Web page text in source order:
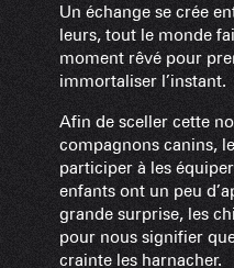
Un échange se crée
leurs, tout le monde
moment rêvé pour
immortaliser l’instant.
Afin de sceller cette
compagnons canins,
participer à les
enfants ont un peu
grande surprise, les
pour nous signifier
crainte les harnacher.